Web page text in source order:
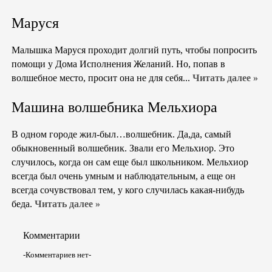
Маруся
Малышка Маруся проходит долгий путь, чтобы попросить
помощи у Дома Исполнения Желаний. Но, попав в
волшебное место, просит она не для себя... Читать далее »
Машина волшебника Мельхиора
В одном городе жил-был…волшебник. Да,да, самый
обыкновенный волшебник. Звали его Мельхиор. Это
случилось, когда он сам еще был школьником. Мельхиор
всегда был очень умным и наблюдательным, а еще он
всегда сочувствовал тем, у кого случилась какая-нибудь
беда. Читать далее »
Комментарии
-Комментариев нет-